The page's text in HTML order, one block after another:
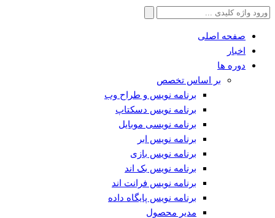
جستجو
صفحه اصلی
اخبار
دوره ها
بر اساس تخصص
برنامه نویس و طراح وب
برنامه نویس دسکتاپ
برنامه نویسی موبایل
برنامه نویس ابر
برنامه نویس بازی
برنامه نویس بک اند
برنامه نویس فرانت اند
برنامه نویس پایگاه داده
مدیر محصول